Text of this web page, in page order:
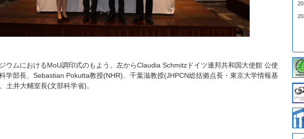
ウムにおけるMoU調印式のもよう。左からClaudia Schmitzドイツ連邦共和国大使館 公使
学部長、Sebastian Pokutta教授(NHR)、千葉滋教授(JHPCN総括拠点長・東京大学情報基
土井大輔室長(文部科学省)。